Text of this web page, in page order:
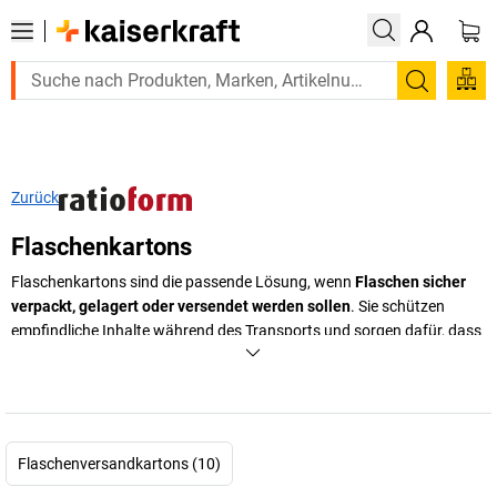
Suchen
Zurück
Flaschenkartons
Flaschenkartons sind die passende Lösung, wenn Flaschen sicher
verpackt, gelagert oder versendet werden sollen. Sie schützen
empfindliche Inhalte während des Transports und sorgen dafür, dass
einzelne Flaschen geordnet, fest und übersichtlich untergebracht
Flaschenversandkartons und Weinkartons unterstützen eine saubere
Flaschenversandkartons (10)